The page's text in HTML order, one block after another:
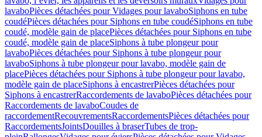
lavaboPièces détachées pour Vidages pour lavaboSiphons en tube
coudéPièces détachées pour Siphons en tube coudéSiphons en tube
coudé, modèle gain de placePièces détachées pour Siphons en tube
coudé, modèle gain de placeSiphons à tube plongeur pour
lavaboPièces détachées pour Siphons à tube plongeur pour
lavaboSiphons à tube plongeur pour lavabo, modèle gain de
placePièces détachées pour Siphons à tube plongeur pour lavabo,
modèle gain de placeSiphons à encastrerPièces détachées pour
Siphons à encastrerRaccordements de lavaboPièces détachées pour
Raccordements de lavaboCoudes de
raccordementRecouvrementsRaccordementsPièces détachées pour
RaccordementsJointsDouilles à braserTubes de trop-